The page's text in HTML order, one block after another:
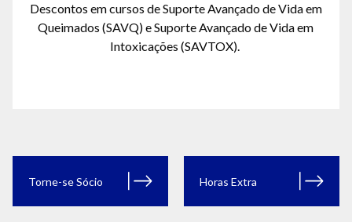
Descontos em cursos de Suporte Avançado de Vida em
Queimados (SAVQ) e Suporte Avançado de Vida em
Intoxicações (SAVTOX).
Torne-se Sócio Horas Extra